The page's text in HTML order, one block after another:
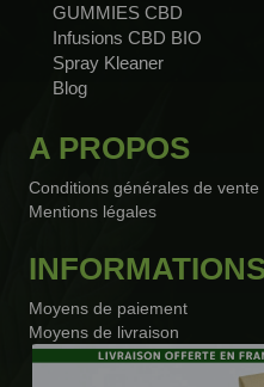
GUMMIES CBD
Infusions CBD BIO
Spray Kleaner
Blog
A PROPOS
Conditions générales de vente
Mentions légales
Moyens de paiement
Moyens de livraison